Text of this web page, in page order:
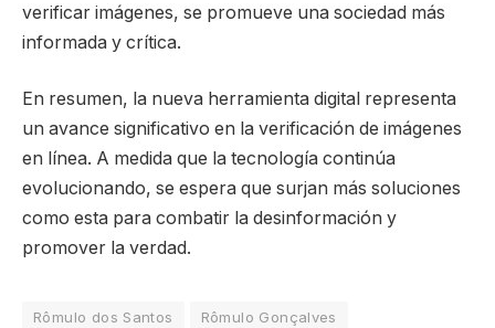
verificar imágenes, se promueve una sociedad más
informada y crítica.
En resumen, la nueva herramienta digital representa
un avance significativo en la verificación de imágenes
en línea. A medida que la tecnología continúa
evolucionando, se espera que surjan más soluciones
como esta para combatir la desinformación y
promover la verdad.
Rômulo dos Santos
Rômulo Gonçalves